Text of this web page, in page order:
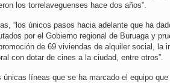
los torrelaveguenses hace dos años”.
“los únicos pasos hacia adelante que ha
por el Gobierno regional de Buruaga y
de 69 viviendas de alquiler social, la
con dotar de cines a la ciudad, entre otros”.
únicas líneas que se ha marcado el equipo